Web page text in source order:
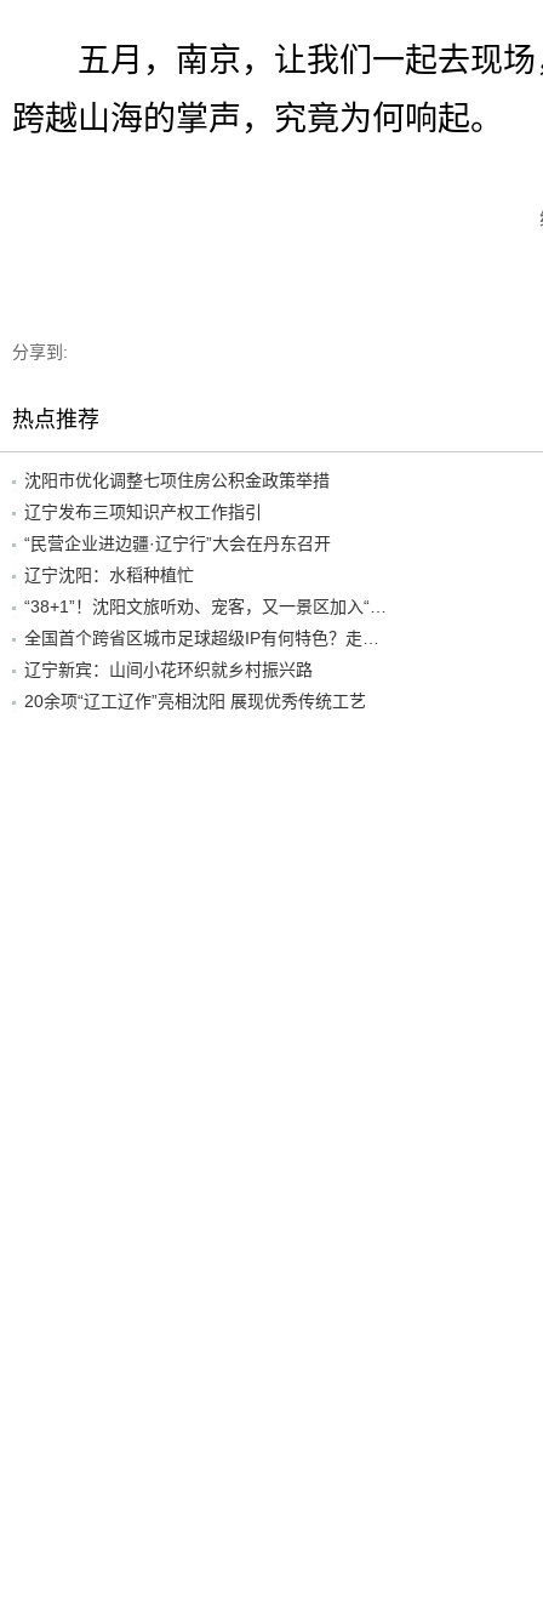
五月，南京，让我们一起去现场
跨越山海的掌声，究竟为何响起。
分享到:
热点推荐
沈阳市优化调整七项住房公积金政策举措
辽宁发布三项知识产权工作指引
“民营企业进边疆·辽宁行”大会在丹东召开
辽宁沈阳：水稻种植忙
辽宁新宾：山间小花环织就乡村振兴路
20余项“辽工辽作”亮相沈阳 展现优秀传统工艺